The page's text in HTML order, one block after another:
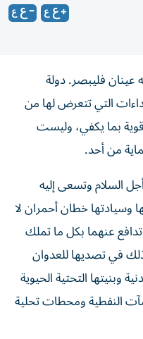
فليبصر. دولة
التي تتعرض لها من
بما يكفي، وليست
من أحد.
السلام وتسعى إليه
وسيادتها خطان أحمران لا
عنهما بكل ما تملك
في تصديها للعدوان
وبنيتها التحتية الحيوية
النفطية ومحطات تحلية